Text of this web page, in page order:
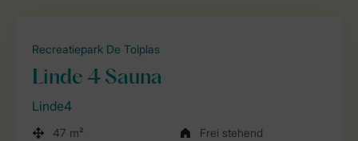
Recreatiepark De Tolplas
Linde 4 Sauna
Linde4
47 m²
Frei stehend